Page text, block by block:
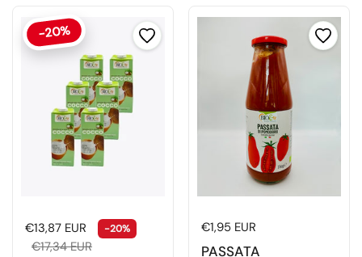
-20%
Prezzo di listino
€13,87 EUR -20%
Prezzo di vendita
€17,34 EUR
Prezzo di listino
€1,95 EUR
PASSATA